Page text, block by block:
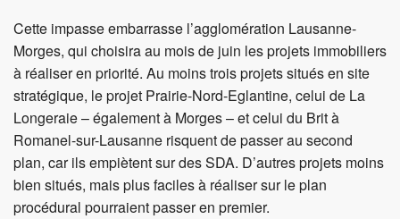
Cette impasse embarrasse l’agglomération Lausanne-
Morges, qui choisira au mois de juin les projets immobiliers
à réaliser en priorité. Au moins trois projets situés en site
stratégique, le projet Prairie-Nord-Eglantine, celui de La
Longeraie – également à Morges – et celui du Brit à
Romanel-sur-Lausanne risquent de passer au second
plan, car ils empiètent sur des SDA. D’autres projets moins
bien situés, mais plus faciles à réaliser sur le plan
procédural pourraient passer en premier.